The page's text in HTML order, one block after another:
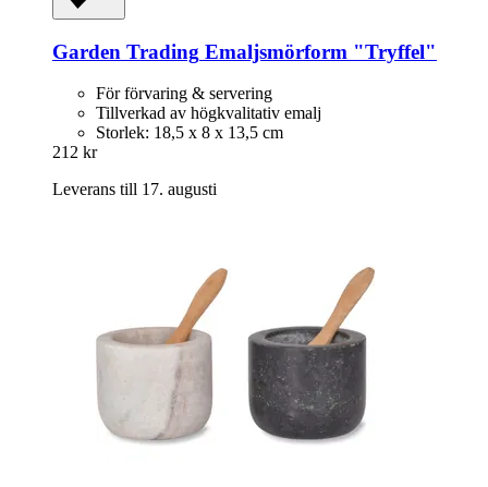
Garden Trading Emaljsmörform "Tryffel"
För förvaring & servering
Tillverkad av högkvalitativ emalj
Storlek: 18,5 x 8 x 13,5 cm
212 kr
Leverans till 17. augusti